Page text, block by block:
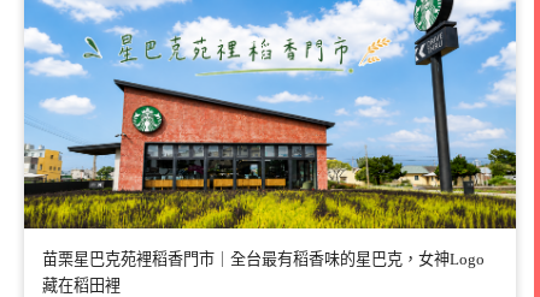
苗栗星巴克苑裡稻香門市｜全台最有稻香味的星巴克，女神Logo
藏在稻田裡